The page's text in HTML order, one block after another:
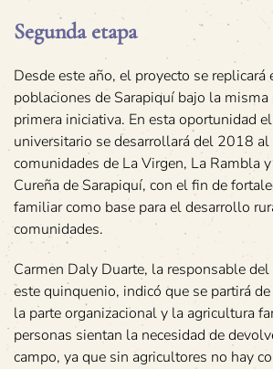
Segunda etapa
Desde este año, el proyecto se replicará
poblaciones de Sarapiquí bajo la
primera iniciativa. En esta oportunidad
universitario se desarrollará del 2018
comunidades de La Virgen, La Rambla
Cureña de Sarapiquí, con el fin de
familiar como base para el desarrollo
comunidades.
Carmen Daly Duarte, la responsable
este quinquenio, indicó que se partirá
la parte organizacional y la agricultura
personas sientan la necesidad de
campo, ya que sin agricultores no hay